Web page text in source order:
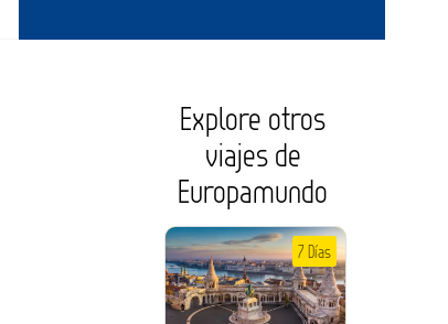
Explore otros
viajes de
Europamundo
7 Días